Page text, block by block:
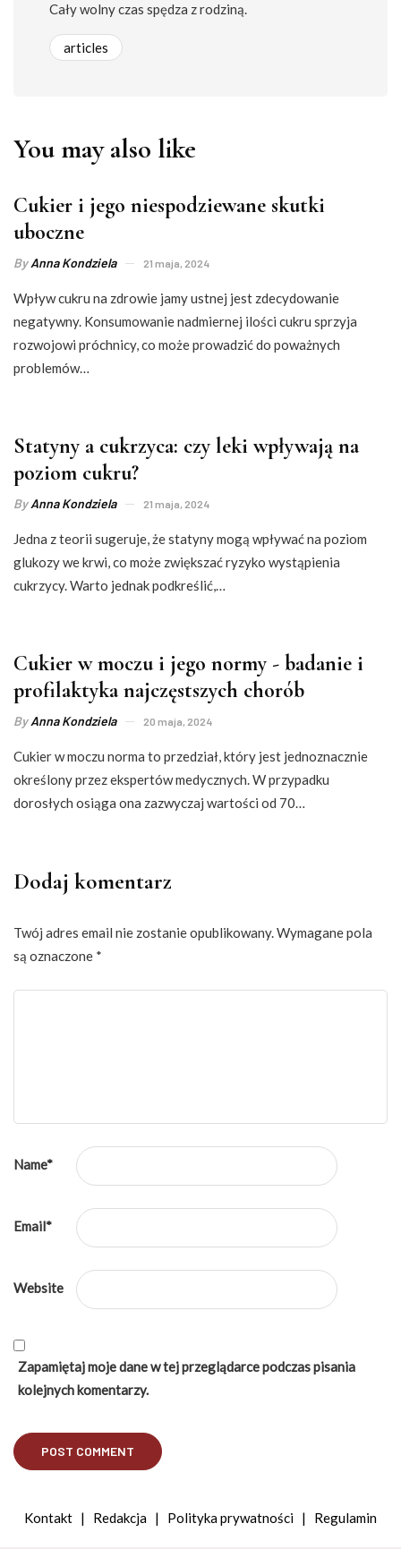
Cały wolny czas spędza z rodziną.
articles
You may also like
Cukier i jego niespodziewane skutki
uboczne
ByAnna Kondziela 21 maja, 2024
Wpływ cukru na zdrowie jamy ustnej jest zdecydowanie
negatywny. Konsumowanie nadmiernej ilości cukru sprzyja
rozwojowi próchnicy, co może prowadzić do poważnych
problemów…
Statyny a cukrzyca: czy leki wpływają na
poziom cukru?
ByAnna Kondziela 21 maja, 2024
Jedna z teorii sugeruje, że statyny mogą wpływać na poziom
glukozy we krwi, co może zwiększać ryzyko wystąpienia
cukrzycy. Warto jednak podkreślić,…
Cukier w moczu i jego normy - badanie i
profilaktyka najczęstszych chorób
ByAnna Kondziela 20 maja, 2024
Cukier w moczu norma to przedział, który jest jednoznacznie
określony przez ekspertów medycznych. W przypadku
dorosłych osiąga ona zazwyczaj wartości od 70…
Dodaj komentarz
Twój adres email nie zostanie opublikowany.Wymagane pola
są oznaczone *
Name*
Email*
Website
Zapamiętaj moje dane w tej przeglądarce podczas pisania
kolejnych komentarzy.
Kontakt | Redakcja | Polityka prywatności | Regulamin